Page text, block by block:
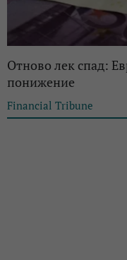
Отново лек спад:
понижение
Financial Tribune